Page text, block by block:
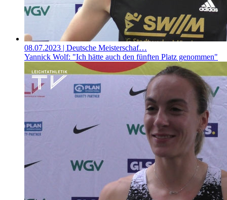
08.07.2023 | Deutsche Meisterschaf…
Yannick Wolf: "Ich hätte auch den fünften Platz genommen"